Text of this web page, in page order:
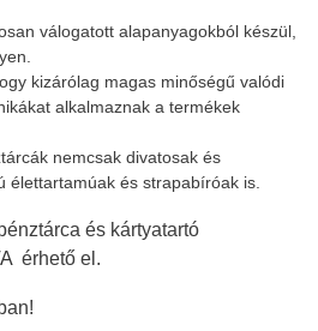
válogatott alapanyagokból készül,
kizárólag magas minőségű valódi
alkalmaznak a termékek
nemcsak divatosak és
élettartamúak és strapabíróak is.
és kártyatartó
érhető el.